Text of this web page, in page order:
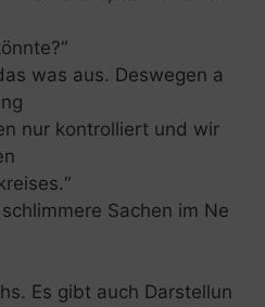
was aus. Deswegen a
nur kontrolliert und wir
Sachen im Ne
Es gibt auch Darstellun